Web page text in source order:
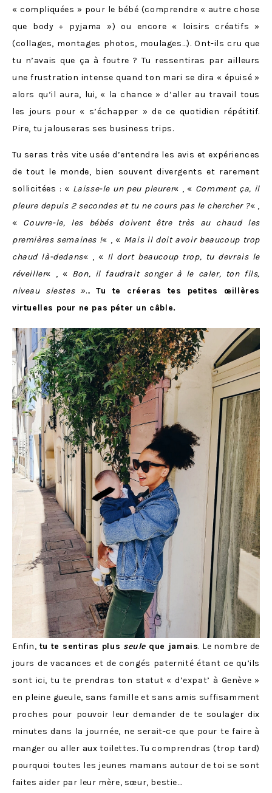
« compliquées » pour le bébé (comprendre « autre chose
que body + pyjama ») ou encore « loisirs créatifs »
(collages, montages photos, moulages…). Ont-ils cru que
tu n’avais que ça à foutre ? Tu ressentiras par ailleurs
une frustration intense quand ton mari se dira « épuisé »
alors qu’il aura, lui, « la chance » d’aller au travail tous
les jours pour « s’échapper » de ce quotidien répétitif.
Pire, tu jalouseras ses business trips.
Tu seras très vite usée d’entendre les avis et expériences
de tout le monde, bien souvent divergents et rarement
sollicitées : « Laisse-le un peu pleurer« , « Comment ça, il
pleure depuis 2 secondes et tu ne cours pas le chercher ?« ,
« Couvre-le, les bébés doivent être très au chaud les
premières semaines !« , « Mais il doit avoir beaucoup trop
chaud là-dedans« , « Il dort beaucoup trop, tu devrais le
réveiller« , « Bon, il faudrait songer à le caler, ton fils,
niveau siestes »… Tu te créeras tes petites œillères
virtuelles pour ne pas péter un câble.
Enfin, tu te sentiras plus seule que jamais. Le nombre de
jours de vacances et de congés paternité étant ce qu’ils
sont ici, tu te prendras ton statut « d’expat’ à Genève »
en pleine gueule, sans famille et sans amis suffisamment
proches pour pouvoir leur demander de te soulager dix
minutes dans la journée, ne serait-ce que pour te faire à
manger ou aller aux toilettes. Tu comprendras (trop tard)
pourquoi toutes les jeunes mamans autour de toi se sont
faites aider par leur mère, sœur, bestie…